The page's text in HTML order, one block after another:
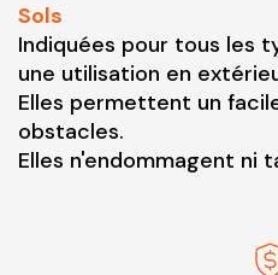
Sols
Indiquées pour tous les
une utilisation en
Elles permettent un
obstacles.
Elles n'endommagent ni